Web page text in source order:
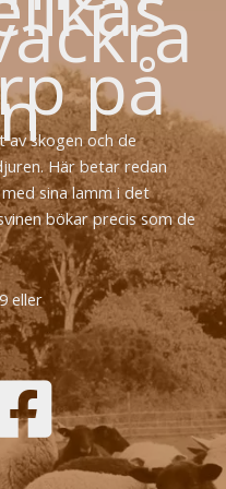
på
skogen och de
Här betar redan
sina lamm i det
bökar precis som de
eller